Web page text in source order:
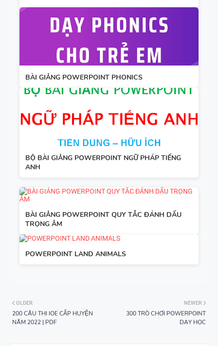
BÀI GIẢNG POWERPOINT PHONICS
BỘ BÀI GIẢNG POWERPOINT NGỮ PHÁP TIẾNG
ANH
BÀI GIẢNG POWERPOINT QUY TẮC ĐÁNH DẤU
TRỌNG ÂM
POWERPOINT LAND ANIMALS
NEWER
300 TRÒ CHƠI POWERPOINT
DẠY HỌC
OLDER
200 CÂU THI IOE CẤP HUYỆN
NĂM 2022 | PDF